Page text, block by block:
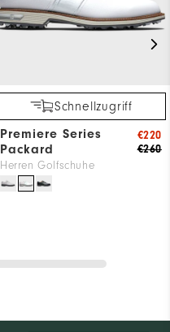
Schnellzugriff
Premiere Series
Packard
Herren Golfschuhe
€260
€220